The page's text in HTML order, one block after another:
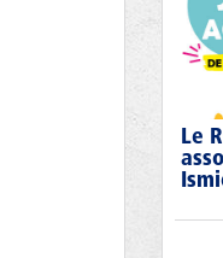
Le